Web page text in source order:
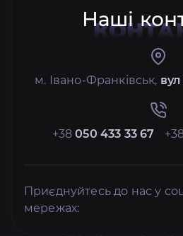
Наші
м. Івано-Франківськ,
+38050 433 33 67
Приєднуйтесь до нас у
мережах: